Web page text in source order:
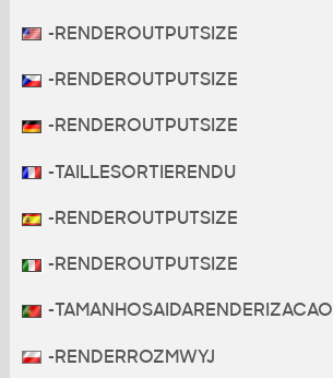
-RENDEROUTPUTSIZE
-RENDEROUTPUTSIZE
-RENDEROUTPUTSIZE
-TAILLESORTIERENDU
-RENDEROUTPUTSIZE
-RENDEROUTPUTSIZE
-TAMANHOSAIDARENDERIZACAO
-RENDERROZMWYJ